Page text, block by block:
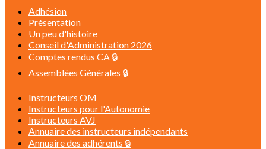
Adhésion
Présentation
Un peu d'histoire
Conseil d'Administration 2026
Comptes rendus CA 🔒
Assemblées Générales 🔒
Instructeurs OM
Instructeurs pour l'Autonomie
Instructeurs AVJ
Annuaire des instructeurs indépendants
Annuaire des adhérents 🔒